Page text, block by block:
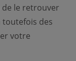
le retrouver
toutefois des
votre